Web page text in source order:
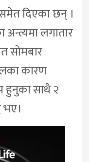
दिएका छन् ।
लगातार
सोमबार
कारण
हुनुका साथै २
भए।